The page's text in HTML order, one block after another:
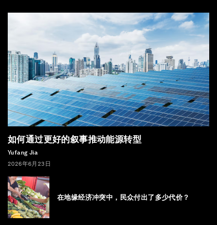
如何通过更好的叙事推动能源转型
Yufang Jia
2026年6月23日
在地缘经济冲突中，民众付出了多少代价？